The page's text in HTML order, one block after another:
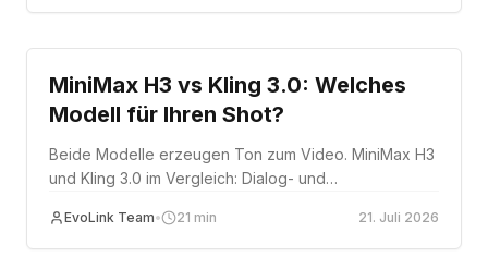
Comparison
MiniMax H3 vs Kling 3.0: Welches
Modell für Ihren Shot?
Beide Modelle erzeugen Ton zum Video. MiniMax H3
und Kling 3.0 im Vergleich: Dialog- und
Multi-Shot-Steuerung und was ein fertiger Clip
wirklich kostet.
EvoLink Team• 21 min 21. Juli 2026
Comparison